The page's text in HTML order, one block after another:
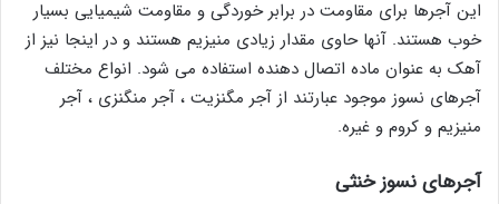
این آجرها برای مقاومت در برابر خوردگی و مقاومت شیمیایی بسیار
خوب هستند. آنها حاوی مقدار زیادی منیزیم هستند و در اینجا نیز از
آهک به عنوان ماده اتصال دهنده استفاده می شود. انواع مختلف
آجرهای نسوز موجود عبارتند از آجر مگنزیت ، آجر منگنزی ، آجر
منیزیم و کروم و غیره.
آجرهای نسوز خنثی